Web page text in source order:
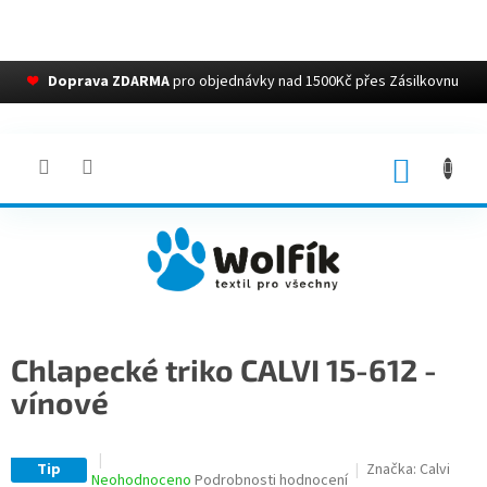
❤ Doprava ZDARMApro objednávky nad 1500Kč přes Zásilkovnu
Chlapecké triko CALVI 15-612 -
vínové
Tip
Průměrné
Neohodnoceno Podrobnosti hodnocení Značka: Calvi